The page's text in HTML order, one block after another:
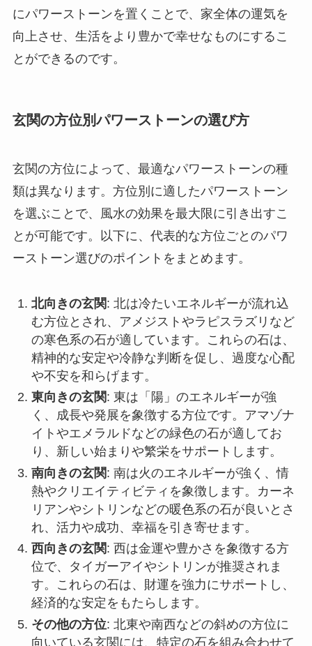
にパワーストーンを置くことで、家全体の運気を
向上させ、生活をより豊かで幸せなものにするこ
とができるのです。
玄関の方位別パワーストーンの選び方
玄関の方位によって、最適なパワーストーンの種
類は異なります。方位別に適したパワーストーン
を選ぶことで、風水の効果を最大限に引き出すこ
とが可能です。以下に、代表的な方位ごとのパワ
ーストーン選びのポイントをまとめます。
北向きの玄関: 北は冷たいエネルギーが流れ込
む方位とされ、アメジストやラピスラズリなど
の寒色系の石が適しています。これらの石は、
精神的な安定や冷静な判断を促し、過度な心配
や不安を和らげます。
東向きの玄関: 東は「陽」のエネルギーが強
く、成長や発展を象徴する方位です。アマゾナ
イトやエメラルドなどの緑色の石が適してお
り、新しい始まりや繁栄をサポートします。
南向きの玄関: 南は火のエネルギーが強く、情
熱やクリエイティビティを象徴します。カーネ
リアンやシトリンなどの暖色系の石が良いとさ
れ、活力や成功、幸福を引き寄せます。
西向きの玄関: 西は金運や豊かさを象徴する方
位で、タイガーアイやシトリンが推奨されま
す。これらの石は、財運を強力にサポートし、
経済的な安定をもたらします。
その他の方位: 北東や南西などの斜めの方位に
向いている玄関には、特定の石を組み合わせて